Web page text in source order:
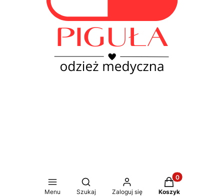
Menu
Otwórz wyszukiwarkę
Szukaj Zaloguj się
Produkty w
Koszyk